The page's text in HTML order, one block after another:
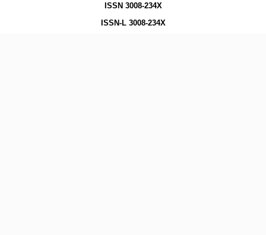
ISSN 3008-234X
ISSN-L 3008-234X